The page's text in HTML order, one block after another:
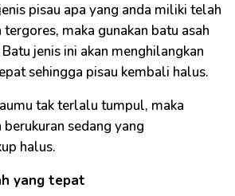
pisau apa yang anda miliki telah
maka gunakan batu asah
jenis ini akan menghilangkan
sehingga pisau kembali halus.
tak terlalu tumpul, maka
berukuran sedang yang
halus.
yang tepat